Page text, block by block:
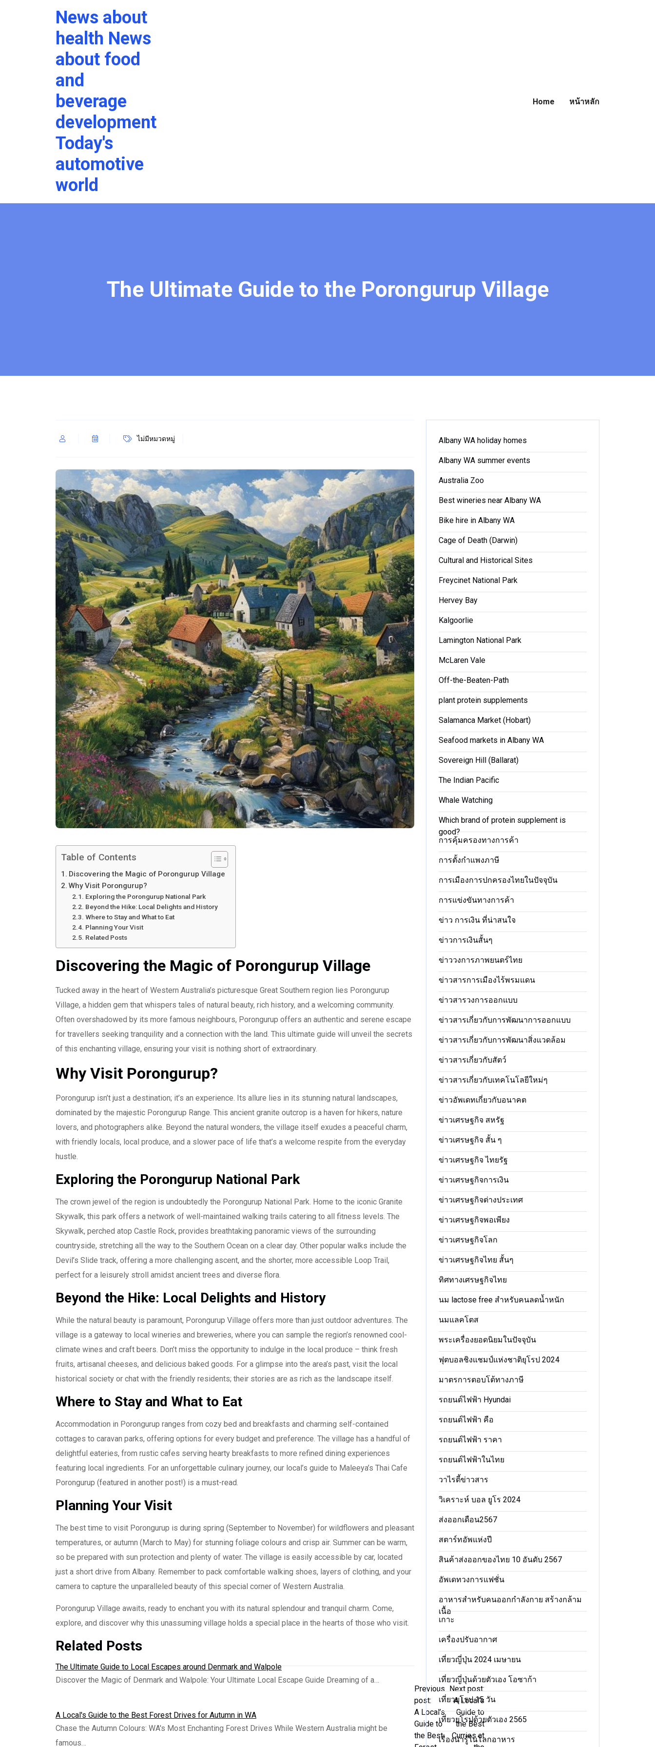
News about
health News
about food
and
beverage
development
Today's
automotive
world
Home หน้าหลัก
The Ultimate Guide to the Porongurup Village
ไม่มีหมวดหมู่
Table of Contents
Discovering the Magic of Porongurup Village
Why Visit Porongurup?
Exploring the Porongurup National Park
Beyond the Hike: Local Delights and History
Where to Stay and What to Eat
Planning Your Visit
Related Posts
Discovering the Magic of Porongurup Village
Tucked away in the heart of Western Australia’s picturesque Great Southern region lies Porongurup
Village, a hidden gem that whispers tales of natural beauty, rich history, and a welcoming community.
Often overshadowed by its more famous neighbours, Porongurup offers an authentic and serene escape
for travellers seeking tranquility and a connection with the land. This ultimate guide will unveil the secrets
of this enchanting village, ensuring your visit is nothing short of extraordinary.
Why Visit Porongurup?
Porongurup isn’t just a destination; it’s an experience. Its allure lies in its stunning natural landscapes,
dominated by the majestic Porongurup Range. This ancient granite outcrop is a haven for hikers, nature
lovers, and photographers alike. Beyond the natural wonders, the village itself exudes a peaceful charm,
with friendly locals, local produce, and a slower pace of life that’s a welcome respite from the everyday
hustle.
Exploring the Porongurup National Park
The crown jewel of the region is undoubtedly the Porongurup National Park. Home to the iconic Granite
Skywalk, this park offers a network of well-maintained walking trails catering to all fitness levels. The
Skywalk, perched atop Castle Rock, provides breathtaking panoramic views of the surrounding
countryside, stretching all the way to the Southern Ocean on a clear day. Other popular walks include the
Devil’s Slide track, offering a more challenging ascent, and the shorter, more accessible Loop Trail,
perfect for a leisurely stroll amidst ancient trees and diverse flora.
Beyond the Hike: Local Delights and History
While the natural beauty is paramount, Porongurup Village offers more than just outdoor adventures. The
village is a gateway to local wineries and breweries, where you can sample the region’s renowned cool-
climate wines and craft beers. Don’t miss the opportunity to indulge in the local produce – think fresh
fruits, artisanal cheeses, and delicious baked goods. For a glimpse into the area’s past, visit the local
historical society or chat with the friendly residents; their stories are as rich as the landscape itself.
Where to Stay and What to Eat
Accommodation in Porongurup ranges from cozy bed and breakfasts and charming self-contained
cottages to caravan parks, offering options for every budget and preference. The village has a handful of
delightful eateries, from rustic cafes serving hearty breakfasts to more refined dining experiences
featuring local ingredients. For an unforgettable culinary journey, our local’s guide to Maleeya’s Thai Cafe
Porongurup (featured in another post!) is a must-read.
Planning Your Visit
The best time to visit Porongurup is during spring (September to November) for wildflowers and pleasant
temperatures, or autumn (March to May) for stunning foliage colours and crisp air. Summer can be warm,
so be prepared with sun protection and plenty of water. The village is easily accessible by car, located
just a short drive from Albany. Remember to pack comfortable walking shoes, layers of clothing, and your
camera to capture the unparalleled beauty of this special corner of Western Australia.
Porongurup Village awaits, ready to enchant you with its natural splendour and tranquil charm. Come,
explore, and discover why this unassuming village holds a special place in the hearts of those who visit.
Related Posts
The Ultimate Guide to Local Escapes around Denmark and Walpole
Discover the Magic of Denmark and Walpole: Your Ultimate Local Escape Guide Dreaming of a…
A Local's Guide to the Best Forest Drives for Autumn in WA
Chase the Autumn Colours: WA's Most Enchanting Forest Drives While Western Australia might be
famous…
Previous
post:
A Local’s
Guide to
the Best
Next post:
A Local’s
Guide to
the Best
Curries at
Albany WA holiday homes
Albany WA summer events
Australia Zoo
Best wineries near Albany WA
Bike hire in Albany WA
Cage of Death (Darwin)
Cultural and Historical Sites
Freycinet National Park
Hervey Bay
Kalgoorlie
Lamington National Park
McLaren Vale
Off-the-Beaten-Path
plant protein supplements
Salamanca Market (Hobart)
Seafood markets in Albany WA
Sovereign Hill (Ballarat)
The Indian Pacific
Whale Watching
Which brand of protein supplement is
good?
การคุ้มครองทางการค้า
การตั้งกำแพงภาษี
การเมืองการปกครองไทยในปัจจุบัน
การแข่งขันทางการค้า
ข่าว การเงิน ที่น่าสนใจ
ข่าวการเงินสั้นๆ
ข่าววงการภาพยนตร์ไทย
ข่าวสารการเมืองไร้พรมแดน
ข่าวสารวงการออกแบบ
ข่าวสารเกี่ยวกับการพัฒนาการออกแบบ
ข่าวสารเกี่ยวกับการพัฒนาสิ่งแวดล้อม
ข่าวสารเกี่ยวกับสัตว์
ข่าวสารเกี่ยวกับเทคโนโลยีใหม่ๆ
ข่าวอัพเดทเกี่ยวกับอนาคต
ข่าวเศรษฐกิจ สหรัฐ
ข่าวเศรษฐกิจ สั้น ๆ
ข่าวเศรษฐกิจ ไทยรัฐ
ข่าวเศรษฐกิจการเงิน
ข่าวเศรษฐกิจต่างประเทศ
ข่าวเศรษฐกิจพอเพียง
ข่าวเศรษฐกิจโลก
ข่าวเศรษฐกิจไทย สั้นๆ
ทิศทางเศรษฐกิจไทย
นม lactose free สำหรับคนลดน้ำหนัก
นมแลคโตส
พระเครื่องยอดนิยมในปัจจุบัน
ฟุตบอลชิงแชมป์แห่งชาติยุโรป 2024
มาตรการตอบโต้ทางภาษี
รถยนต์ไฟฟ้า Hyundai
รถยนต์ไฟฟ้า คือ
รถยนต์ไฟฟ้า ราคา
รถยนต์ไฟฟ้าในไทย
วาไรตี้ข่าวสาร
วิเคราะห์ บอล ยูโร 2024
ส่งออกเดือน2567
สตาร์ทอัพแห่งปี
สินค้าส่งออกของไทย 10 อันดับ 2567
อัพเดทวงการแฟชั่น
อาหารสําหรับคนออกกําลังกาย สร้างกล้าม
เนื้อ
เกาะ
เครื่องปรับอากาศ
เที่ยวญี่ปุ่น 2024 เมษายน
เที่ยวญี่ปุ่นด้วยตัวเอง โอซาก้า
เที่ยวยุโรป 15 วัน
เที่ยวยุโรปด้วยตัวเอง 2565
เรื่องน่ารู้ในโลกอาหาร